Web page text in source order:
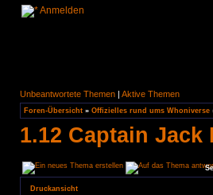
Anmelden
Unbeantwortete Themen | Aktive Themen
Foren-Übersicht » Offizielles rund ums Whoniverse
1.12 Captain Jack
Druckansicht